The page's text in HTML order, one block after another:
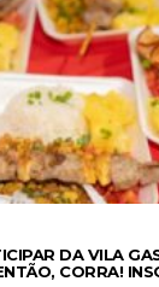
DA VILA
CORRA!